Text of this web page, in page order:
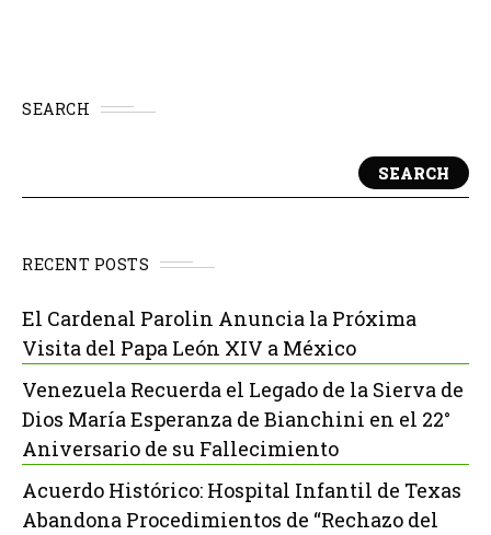
SEARCH
SEARCH
RECENT POSTS
El Cardenal Parolin Anuncia la Próxima
Visita del Papa León XIV a México
Venezuela Recuerda el Legado de la Sierva de
Dios María Esperanza de Bianchini en el 22°
Aniversario de su Fallecimiento
Acuerdo Histórico: Hospital Infantil de Texas
Abandona Procedimientos de “Rechazo del